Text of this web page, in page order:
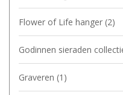
Flower of Life hanger (2)
Godinnen sieraden
Graveren (1)